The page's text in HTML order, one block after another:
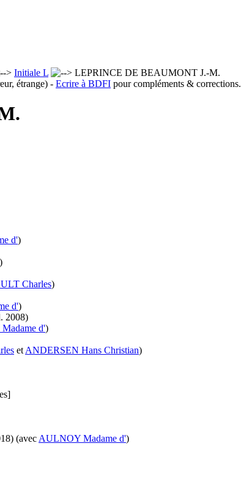
Initiale L
LEPRINCE DE BEAUMONT J.-M.
étrange) - Ecrire à BDFI pour compléments & corrections.
d')
Charles)
d')
2008)
d')
et ANDERSEN Hans Christian)
(avec AULNOY Madame d')